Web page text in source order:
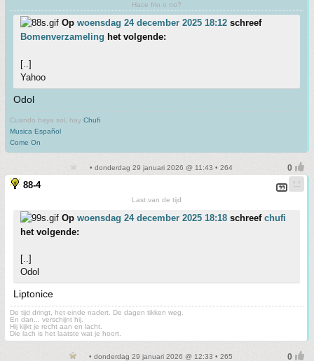
Hace frio o no?
Op woensdag 24 december 2025 18:12 schreef
Bomenverzameling het volgende:
[..]
Yahoo
Odol
Cuando haya sol, hay Chufi
Musica Español
Come On
• donderdag 29 januari 2026 @ 11:43 • 264
88-4
Last van de tijd
Op woensdag 24 december 2025 18:18 schreef chufi
het volgende:
[..]
Odol
Liptonice
De tijd dringt, het einde nadert. De dagen tikken weg.
En dan... verschijnt hij.
Hij kijkt je recht aan en lacht.
Die lach is het laatste wat je hoort.
• donderdag 29 januari 2026 @ 12:33 • 265